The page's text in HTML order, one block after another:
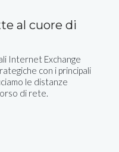
al cuore di
Internet Exchange
con i principali
le distanze
di rete.